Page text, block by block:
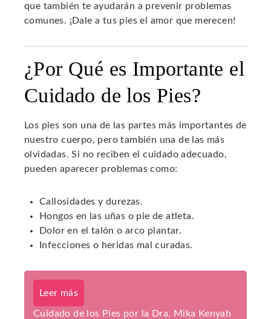
que también te ayudarán a prevenir problemas
comunes. ¡Dale a tus pies el amor que merecen!
¿Por Qué es Importante el
Cuidado de los Pies?
Los pies son una de las partes más importantes de
nuestro cuerpo, pero también una de las más
olvidadas. Si no reciben el cuidado adecuado,
pueden aparecer problemas como:
Callosidades y durezas.
Hongos en las uñas o pie de atleta.
Dolor en el talón o arco plantar.
Infecciones o heridas mal curadas.
Leer más
Cuidado de los Pies por la Dra. Mika Kenyah